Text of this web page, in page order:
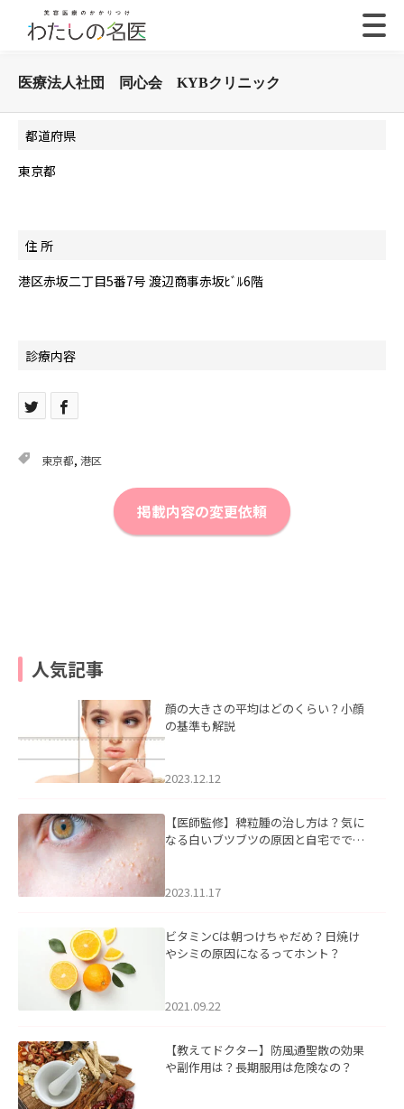
医療法人社団 同心会 KYBクリニック
都道府県
東京都
住 所
港区赤坂二丁目5番7号 渡辺商事赤坂ﾋﾞﾙ6階
診療内容
東京都, 港区
掲載内容の変更依頼
人気記事
顔の大きさの平均はどのくらい？小顔
の基準も解説
2023.12.12
【医師監修】稗粒腫の治し方は？気に
なる白いブツブツの原因と自宅ででき
2023.11.17
ビタミンCは朝つけちゃだめ？日焼け
やシミの原因になるってホント？
2021.09.22
【教えてドクター】防風通聖散の効果
や副作用は？長期服用は危険なの？